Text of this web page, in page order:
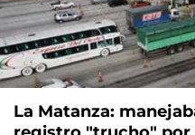
La Matanza: